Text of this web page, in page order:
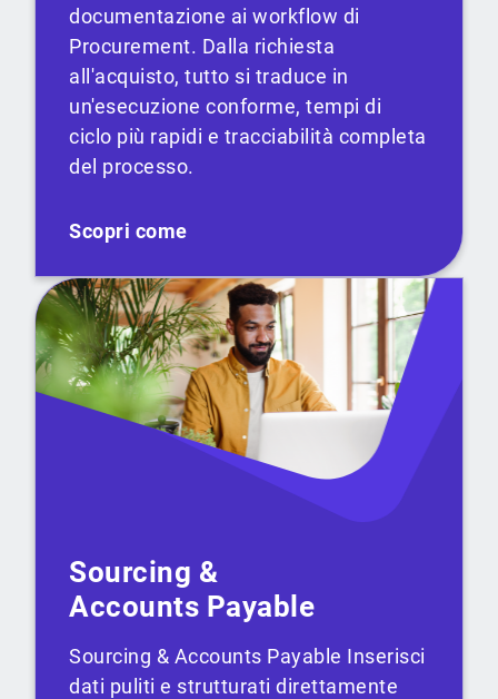
documentazione ai workflow di
Procurement. Dalla richiesta
all'acquisto, tutto si traduce in
un'esecuzione conforme, tempi di
ciclo più rapidi e tracciabilità completa
del processo.
Scopri come
Sourcing &
Accounts Payable
Sourcing & Accounts Payable Inserisci
dati puliti e strutturati direttamente